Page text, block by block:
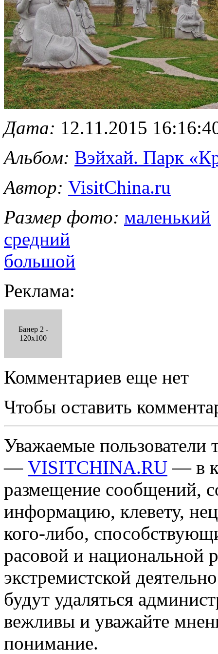
Дата: 12.11.2015
Альбом: Вэйхай. Парк
Автор: VisitChina.ru
Размер фото: маленький
средний
большой
Реклама:
Банер 2 -
120x100
Комментариев еще нет
Чтобы оставить
Уважаемые пользователи
— VISITCHINA.RU — в
размещение сообщений,
информацию, клевету,
кого-либо,
расовой и национальной
экстремистской
будут удаляться
вежливы и уважайте
понимание.